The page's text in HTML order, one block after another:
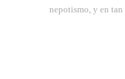
nepotismo, y en